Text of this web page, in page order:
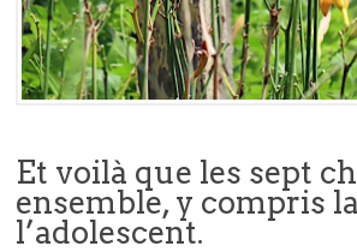
Et voilà que les sept
ensemble, y compris
l’adolescent.